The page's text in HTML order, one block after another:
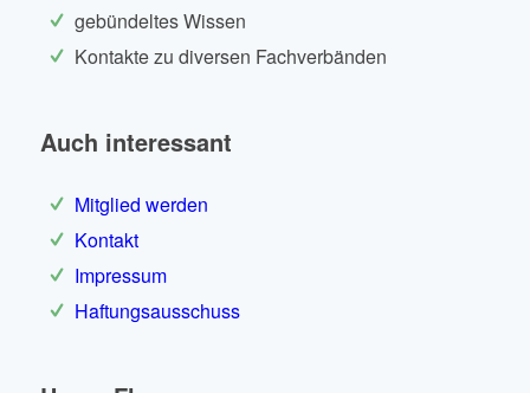
gebündeltes Wissen
Kontakte zu diversen Fachverbänden
Auch interessant
Mitglied werden
Kontakt
Impressum
Haftungsausschuss